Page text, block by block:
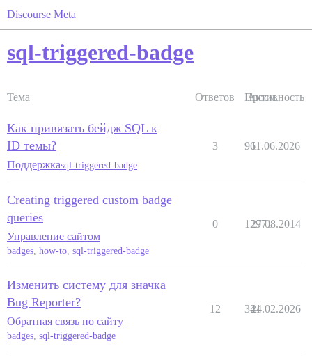
Discourse Meta
sql-triggered-badge
Тема Ответов Просм.
Активность
Как привязать бейдж SQL к
ID темы?
Поддержкаsql-triggered-badge
3 9611.06.2026
Creating triggered custom badge
queries
Управление сайтом
badges, how-to, sql-triggered-badge
0 12971
27.08.2014
Изменить систему для значка
Bug Reporter?
Обратная связь по сайту
badges, sql-triggered-badge
12 341
24.02.2026